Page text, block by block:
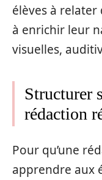
élèves à relater
à enrichir leur
visuelles,
Structurer
rédaction
Pour qu’une
apprendre aux